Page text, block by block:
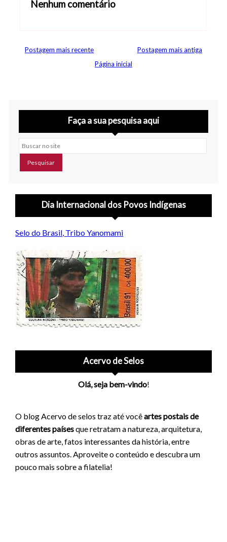
Nenhum comentário
Postagem mais recente
Postagem mais antiga
Página inicial
Faça a sua pesquisa aqui
Buscar no site
Dia Internacional dos Povos Indígenas
Selo do Brasil, Tribo Yanomami
Acervo de Selos
Olá, seja bem-vindo!
O blog Acervo de selos traz até vocêartes postais de
diferentes paísesque retratam a natureza, arquitetura,
obras de arte, fatos interessantes da história, entre
outros assuntos. Aproveite o conteúdo e descubra um
pouco mais sobre a filatelia!